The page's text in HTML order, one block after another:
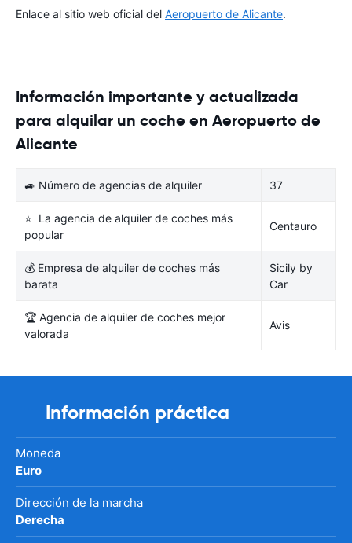
Enlace al sitio web oficial del Aeropuerto de Alicante.
Información importante y actualizada
para alquilar un coche en Aeropuerto de
Alicante
🚙 Número de agencias de alquiler 37
⭐ La agencia de alquiler de coches más
popular
Centauro
💰 Empresa de alquiler de coches más
barata
Sicily by
Car
🏆 Agencia de alquiler de coches mejor
valorada
Avis
Información práctica
Moneda
Euro
Dirección de la marcha
Derecha